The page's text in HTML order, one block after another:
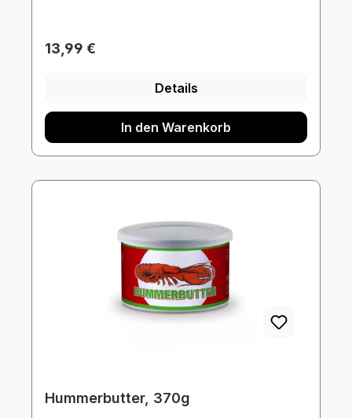
Regulärer Preis:
13,99 €
Details
In den Warenkorb
Hummerbutter, 370g